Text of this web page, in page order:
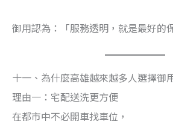
御用認為：「服務透明，就是最好的
十一、為什麼高雄越來越多人選擇御
理由一：宅配送洗更方便
在都市中不必開車找車位，